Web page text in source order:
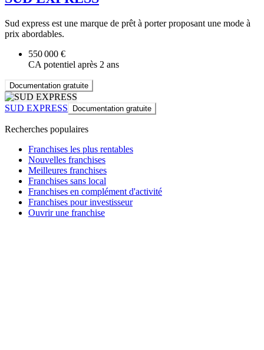
Sud express est une marque de prêt à porter proposant une mode à
prix abordables.
550 000 €
CA potentiel après 2 ans
Documentation gratuite
SUD EXPRESS Documentation gratuite
Recherches populaires
Franchises les plus rentables
Nouvelles franchises
Meilleures franchises
Franchises sans local
Franchises en complément d'activité
Franchises pour investisseur
Ouvrir une franchise